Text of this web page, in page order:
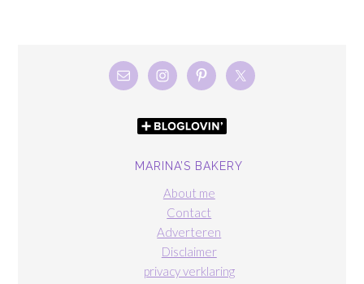
MARINA’S BAKERY
About me
Contact
Adverteren
Disclaimer
privacy verklaring